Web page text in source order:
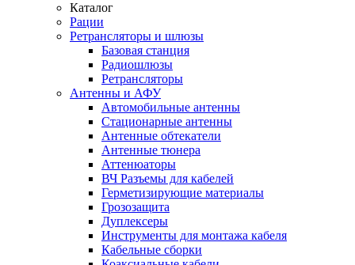
Каталог
Рации
Ретрансляторы и шлюзы
Базовая станция
Радиошлюзы
Ретрансляторы
Антенны и АФУ
Автомобильные антенны
Стационарные антенны
Антенные обтекатели
Антенные тюнера
Аттенюаторы
ВЧ Разъемы для кабелей
Герметизирующие материалы
Грозозащита
Дуплексеры
Инструменты для монтажа кабеля
Кабельные сборки